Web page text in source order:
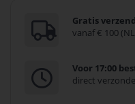
Gratis
vanaf € 100
Voor 17:00
direct